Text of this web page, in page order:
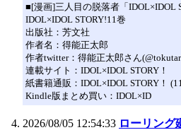
■[漫画]三人目の脱落者「IDOL×IDOL
IDOL×IDOL STORY!11巻
出版社：芳文社
作者名：得能正太郎
作者twitter：得能正太郎さん
連載サイト：IDOL×IDOL STORY！
紙書籍通販：IDOL×IDOL STORY！
Kindle版まとめ買い：IDOL×ID
2026/08/05 12:54:33 ローリング